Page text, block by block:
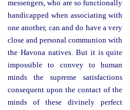
messengers, who are so functionally
handicapped when associating with
one another, can and do have a very
close and personal communion with
the Havona natives. But it is quite
impossible to convey to human
minds the supreme satisfactions
consequent upon the contact of the
minds of these divinely perfect